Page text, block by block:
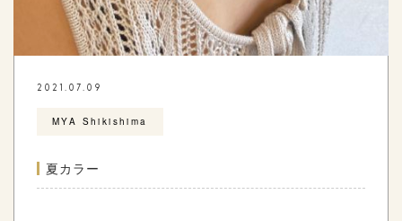
2021.07.09
MYA Shikishima
夏カラー